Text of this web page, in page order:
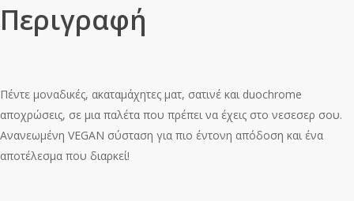
Περιγραφή
Πέντε μοναδικές, ακαταμάχητες ματ, σατινέ και duochrome
αποχρώσεις, σε μια παλέτα που πρέπει να έχεις στο νεσεσερ σου.
Ανανεωμένη VEGAN σύσταση για πιο έντονη απόδοση και ένα
αποτέλεσμα που διαρκεί!